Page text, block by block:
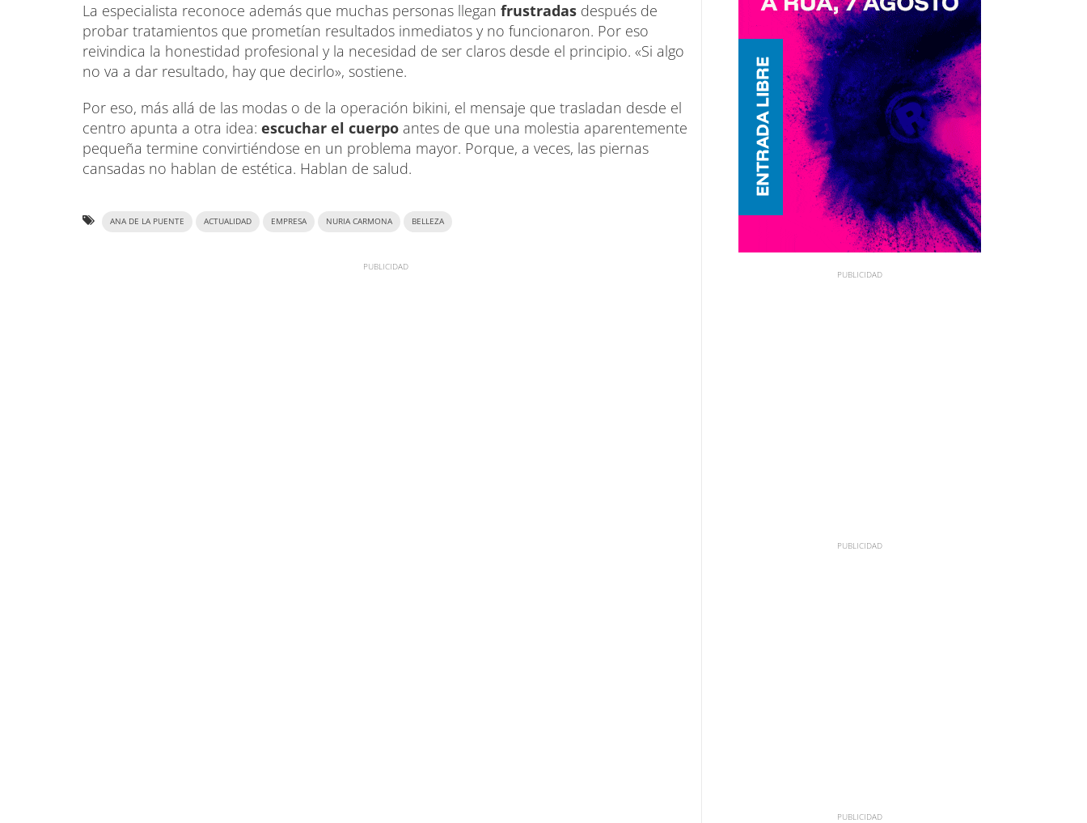
La especialista reconoce además que muchas personas llegan frustradas después de
probar tratamientos que prometían resultados inmediatos y no funcionaron. Por eso
reivindica la honestidad profesional y la necesidad de ser claros desde el principio. «Si algo
no va a dar resultado, hay que decirlo», sostiene.
Por eso, más allá de las modas o de la operación bikini, el mensaje que trasladan desde el
centro apunta a otra idea: escuchar el cuerpo antes de que una molestia aparentemente
pequeña termine convirtiéndose en un problema mayor. Porque, a veces, las piernas
cansadas no hablan de estética. Hablan de salud.
ANA DE LA PUENTE ACTUALIDAD EMPRESA NURIA CARMONA BELLEZA